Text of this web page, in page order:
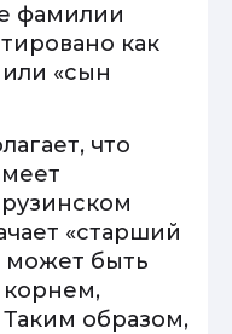
фамилии
как
«сын
что
«старший
может быть
корнем,
образом,